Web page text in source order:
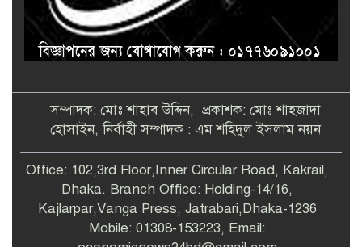
সম্পাদক: মোঃ শাহাব উদ্দিন, প্রকাশক: মোঃ শাহজাদা
হোসাইন, নির্বাহী সম্পাদক : এম শহিদুল ইসলাম নয়ন
Office: 102,3rd Floor,Inner Circular Road, Kakrail,
Dhaka. Branch Office: Holding-14/16,
Kajlarpar,Vanga Press, Jatrabari,Dhaka-1236
Mobile: 01308-153223, Email: